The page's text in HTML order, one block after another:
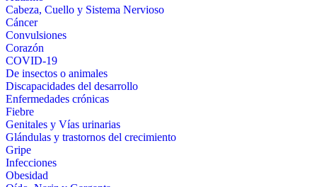
Cabeza, Cuello y Sistema Nervioso
Cáncer
Convulsiones
Corazón
COVID-19
De insectos o animales
Discapacidades del desarrollo
Enfermedades crónicas
Fiebre
Genitales y Vías urinarias
Glándulas y trastornos del crecimiento
Gripe
Infecciones
Obesidad